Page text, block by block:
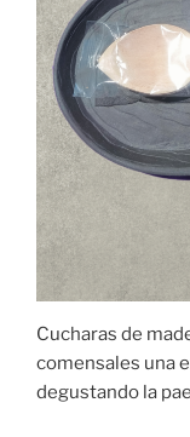
Cucharas de
comensales una
degustando la